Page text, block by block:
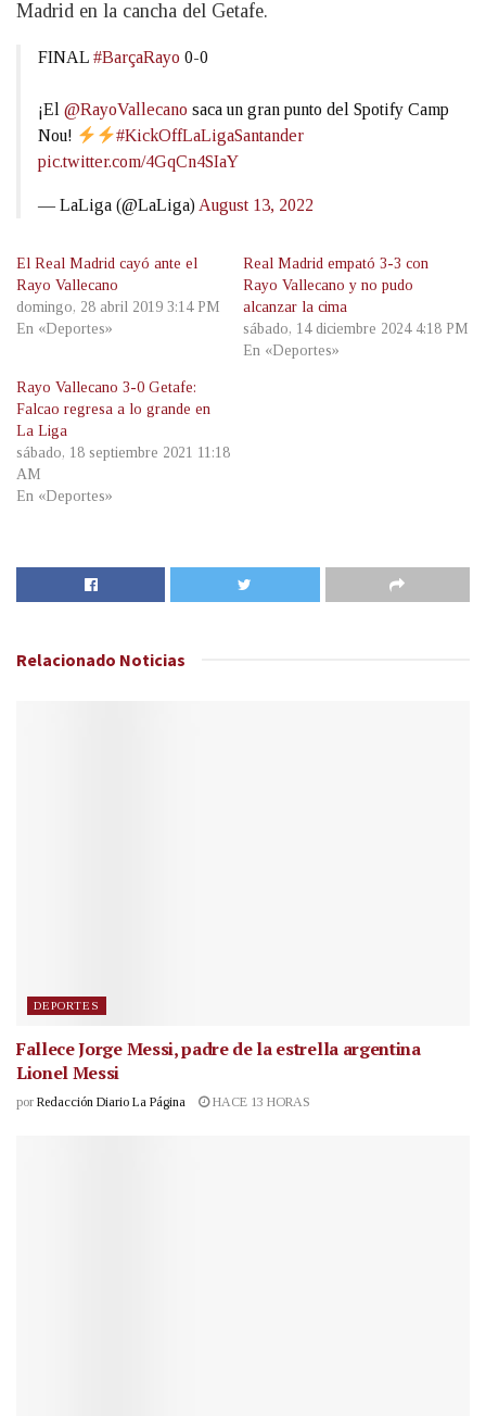
Madrid en la cancha del Getafe.
FINAL #BarçaRayo 0-0
¡El @RayoVallecano saca un gran punto del Spotify Camp
Nou!
#KickOffLaLigaSantander
pic.twitter.com/4GqCn4SIaY
— LaLiga (@LaLiga) August 13, 2022
El Real Madrid cayó ante el
Rayo Vallecano
domingo, 28 abril 2019 3:14 PM
En «Deportes»
Real Madrid empató 3-3 con
Rayo Vallecano y no pudo
alcanzar la cima
sábado, 14 diciembre 2024 4:18 PM
En «Deportes»
Rayo Vallecano 3-0 Getafe:
Falcao regresa a lo grande en
La Liga
sábado, 18 septiembre 2021 11:18
AM
En «Deportes»
Relacionado Noticias
DEPORTES
Fallece Jorge Messi, padre de la estrella argentina
Lionel Messi
por Redacción Diario La Página HACE 13 HORAS